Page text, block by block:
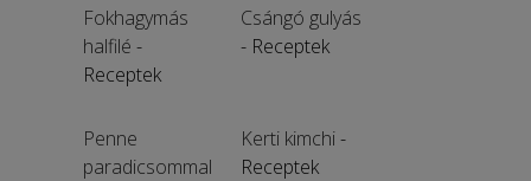
Fokhagymás
halfilé -
Receptek
Csángó gulyás
- Receptek
Penne
paradicsommal
Kerti kimchi-
Receptek